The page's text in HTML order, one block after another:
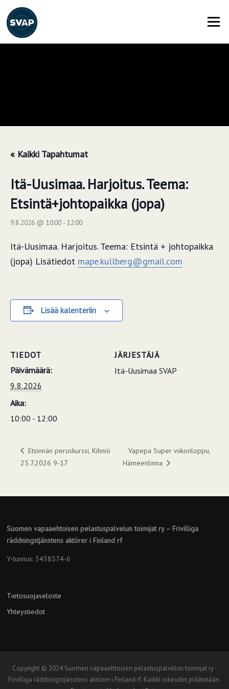
suoraan
sisältöön
Valikko
« Kaikki Tapahtumat
Itä-Uusimaa. Harjoitus. Teema:
Etsintä+johtopaikka (jopa)
9.8.2026 @ 10:00 - 12:00
Itä-Uusimaa. Harjoitus. Teema: Etsintä + johtopaikka
(jopa) Lisätiedot mape.kullberg@gmail.com
Lisää kalenteriin
TIEDOT
Päivämäärä:
9.8.2026
Aika:
10:00 - 12:00
JÄRJESTÄJÄ
Itä-Uusimaa SVAP
Etsinnän peruskurssi, Kihniö
25.7.2026 9-17
Vapepa Super viikonloppu,
Hämeenlinna
Suomen vapaaehtoisen pelastuspalvelun toimijat ry – Frivilliga
räddningstjänstens aktörer i Finland rf
Y-tunnus: 3438574-6
Tietosuojaseloste
Yhteystiedot
Copyright © 2024 Suomen vapaaehtoisen pelastuspalvelun toimijat ry -
Frivilliga räddningstjänstens aktörer i Finland rf. Kaikki oikeudet pidätetään.